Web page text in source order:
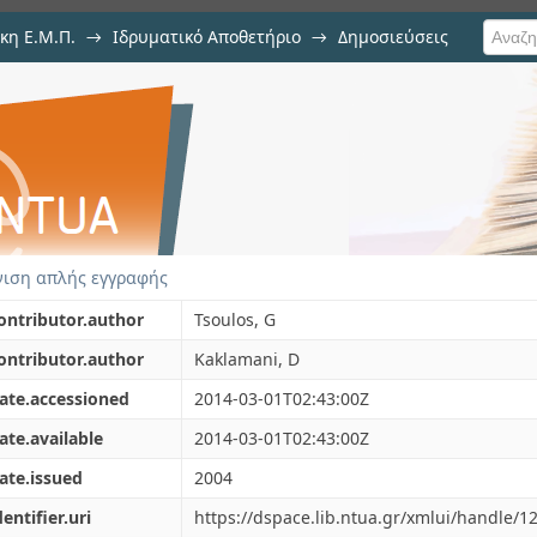
Ε.Μ.Π. → Ιδρυματικό Αποθετήριο → Δημοσιεύσεις
smart antennas: Hybrid
απλής εγγραφής
Tsoulos, G
Kaklamani, D
2014-03-01T02:43:00Z
2014-03-01T02:43:00Z
2004
https://dspace.lib.ntua.gr/xmlui/handle/